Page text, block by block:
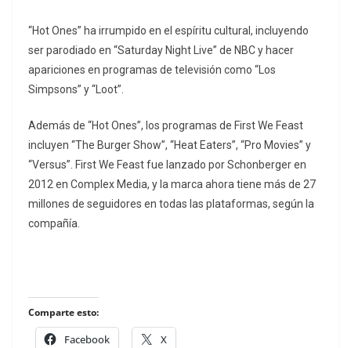
“Hot Ones” ha irrumpido en el espíritu cultural, incluyendo
ser parodiado en “Saturday Night Live” de NBC y hacer
apariciones en programas de televisión como “Los
Simpsons” y “Loot”.
Además de “Hot Ones”, los programas de First We Feast
incluyen “The Burger Show”, “Heat Eaters”, “Pro Movies” y
“Versus”. First We Feast fue lanzado por Schonberger en
2012 en Complex Media, y la marca ahora tiene más de 27
millones de seguidores en todas las plataformas, según la
compañía.
Comparte esto:
Facebook X